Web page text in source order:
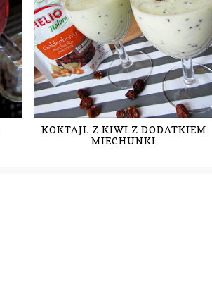
KOKTAJL Z KIWI Z DODATKIEM
MIECHUNKI